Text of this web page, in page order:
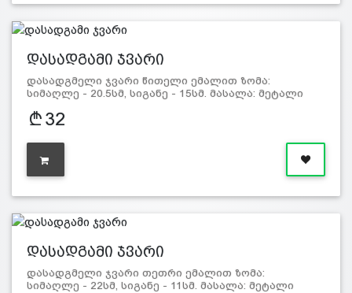
დასადგამი ჯვარი
დასადგმელი ჯვარი წითელი ემალით ზომა:
სიმაღლე - 20.5სმ, სიგანე - 15სმ. მასალა: მეტალი
32
დასადგამი ჯვარი
დასადგმელი ჯვარი თეთრი ემალით ზომა:
სიმაღლე - 22სმ, სიგანე - 11სმ. მასალა: მეტალი